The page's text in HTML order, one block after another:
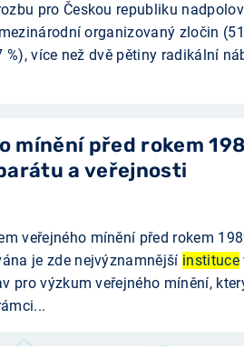
pro Českou republiku
organizovaný zločin
více než dvě pětiny radikální
mínění před rokem
a veřejnosti
veřejného mínění před rokem
je zde nejvýznamnější instituce
pro výzkum veřejného mínění,